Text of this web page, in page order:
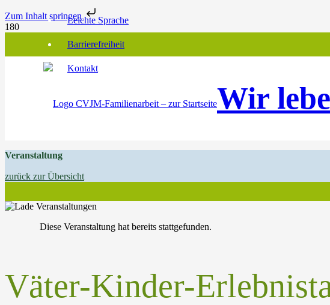
Zum Inhalt springenLeichte Sprache
Barrierefreiheit
Kontakt
Wir
Veranstaltung
zurück zur Übersicht
Diese Veranstaltung hat bereits stattgefunden.
Väter-Kinder-